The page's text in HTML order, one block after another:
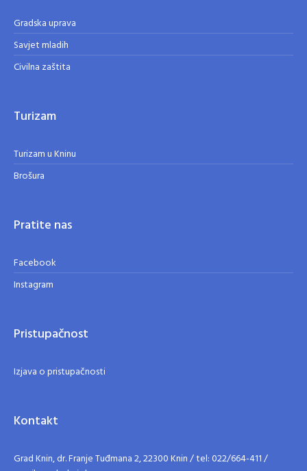
Gradska uprava
Savjet mladih
Civilna zaštita
Turizam
Turizam u Kninu
Brošura
Pratite nas
Facebook
Instagram
Pristupačnost
Izjava o pristupačnosti
Kontakt
Grad Knin, dr. Franje Tuđmana 2, 22300 Knin / tel: 022/664-411 /